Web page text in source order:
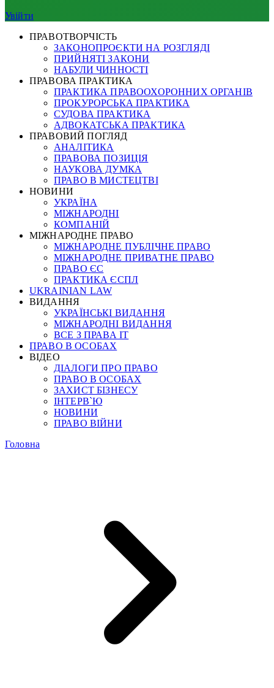
Увійти
ПРАВОТВОРЧІСТЬ
ЗАКОНОПРОЄКТИ НА РОЗГЛЯДІ
ПРИЙНЯТІ ЗАКОНИ
НАБУЛИ ЧИННОСТІ
ПРАВОВА ПРАКТИКА
ПРАКТИКА ПРАВООХОРОННИХ ОРГАНІВ
ПРОКУРОРСЬКА ПРАКТИКА
СУДОВА ПРАКТИКА
АДВОКАТСЬКА ПРАКТИКА
ПРАВОВИЙ ПОГЛЯД
АНАЛІТИКА
ПРАВОВА ПОЗИЦІЯ
НАУКОВА ДУМКА
ПРАВО В МИСТЕЦТВІ
НОВИНИ
УКРАЇНА
МІЖНАРОДНІ
КОМПАНІЙ
МІЖНАРОДНЕ ПРАВО
МІЖНАРОДНЕ ПУБЛІЧНЕ ПРАВО
МІЖНАРОДНЕ ПРИВАТНЕ ПРАВО
ПРАВО ЄС
ПРАКТИКА ЄСПЛ
UKRAINIAN LAW
ВИДАННЯ
УКРАЇНСЬКІ ВИДАННЯ
МІЖНАРОДНІ ВИДАННЯ
ВСЕ З ПРАВА ІТ
ПРАВО В ОСОБАХ
ВІДЕО
ДІАЛОГИ ПРО ПРАВО
ПРАВО В ОСОБАХ
ЗАХИСТ БІЗНЕСУ
ІНТЕРВ`Ю
НОВИНИ
ПРАВО ВІЙНИ
Головна